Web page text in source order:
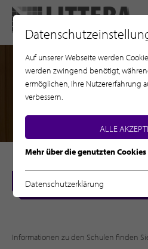
HOME
INFORMATIONEN FÜR SCHULEN
Informationen zu den Schulen finden
Auf unserer Webseite werden
werden zwingend benötigt,
ermöglichen, Ihre Nutzererfahrung
verbessern.
ALLE
Mehr über die genutzten
Datenschutzerklärung